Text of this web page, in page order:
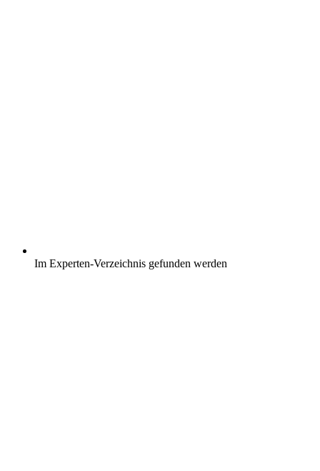
Im Experten-Verzeichnis gefunden werden